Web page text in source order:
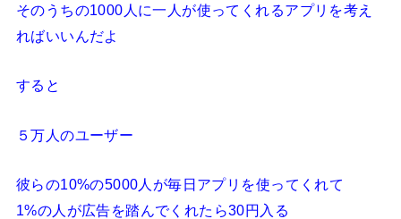
そのうちの1000人に一人が使ってくれるアプリを考え
ればいいんだよ
すると
５万人のユーザー
彼らの10%の5000人が毎日アプリを使ってくれて
1%の人が広告を踏んでくれたら30円入る